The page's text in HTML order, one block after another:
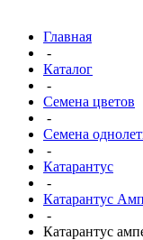
Главная
-
Каталог
-
Семена цветов
-
Семена
-
Катарантус
-
Катарантус
-
Катарантус